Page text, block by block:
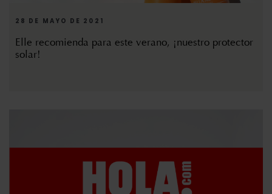
28 DE MAYO DE 2021
Elle recomienda para este verano, ¡nuestro protector
solar!